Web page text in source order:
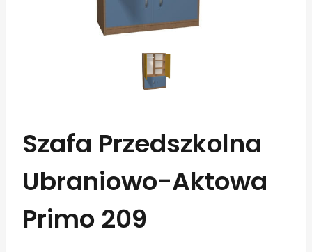
Szafa Przedszkolna
Ubraniowo-Aktowa
Primo 209